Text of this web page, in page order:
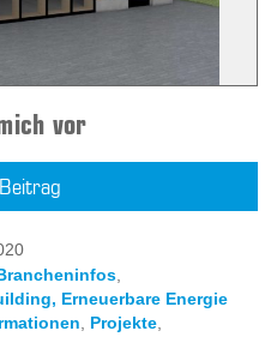
vor
,
Erneuerbare Energie
Projekte